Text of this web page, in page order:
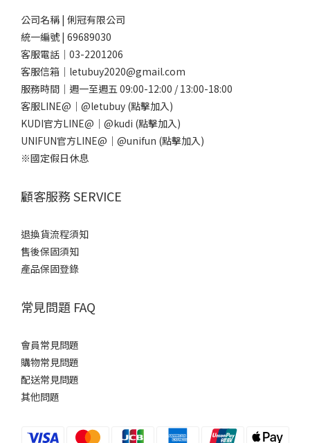
公司名稱 | 俐冠有限公司
統一編號 | 69689030
客服電話｜03-2201206
客服信箱｜letubuy2020@gmail.com
服務時間｜週一至週五 09:00-12:00 / 13:00-18:00
客服LINE@｜ @letubuy (點擊加入)
KUDI官方LINE@｜ @kudi (點擊加入)
UNIFUN官方LINE@｜ @unifun (點擊加入)
※國定假日休息
顧客服務 SERVICE
退換貨流程須知
售後保固須知
產品保固登錄
常見問題 FAQ
會員常見問題
購物常見問題
配送常見問題
其他問題